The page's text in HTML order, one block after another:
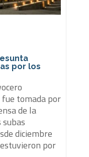
por los
tomada por
de la
diciembre
por